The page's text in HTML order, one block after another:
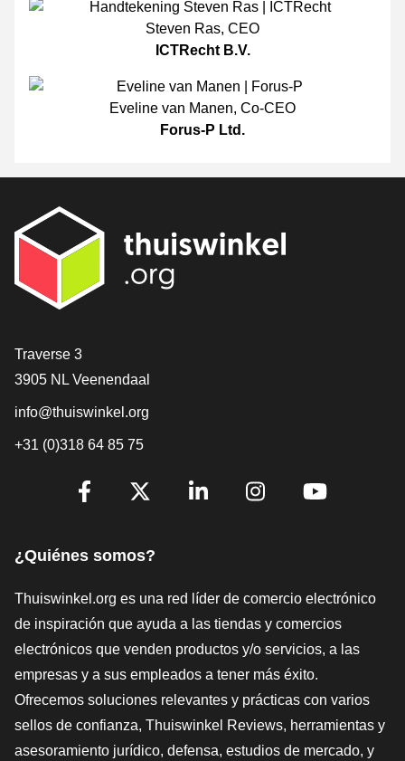
Steven Ras, CEO
ICTRecht B.V.
Eveline van Manen, Co-CEO
Forus-P Ltd.
[_General:Contact]
Traverse 3
3905 NL Veenendaal
info@thuiswinkel.org
+31 (0)318 64 85 75
[_General:SocialMediaTitle]
¿Quiénes somos?
Thuiswinkel.org es una red líder de comercio electrónico
de inspiración que ayuda a las tiendas y comercios
electrónicos que venden productos y/o servicios, a las
empresas y a sus empleados a tener más éxito.
Ofrecemos soluciones relevantes y prácticas con varios
sellos de confianza, Thuiswinkel Reviews, herramientas y
asesoramiento jurídico, defensa, estudios de mercado, y